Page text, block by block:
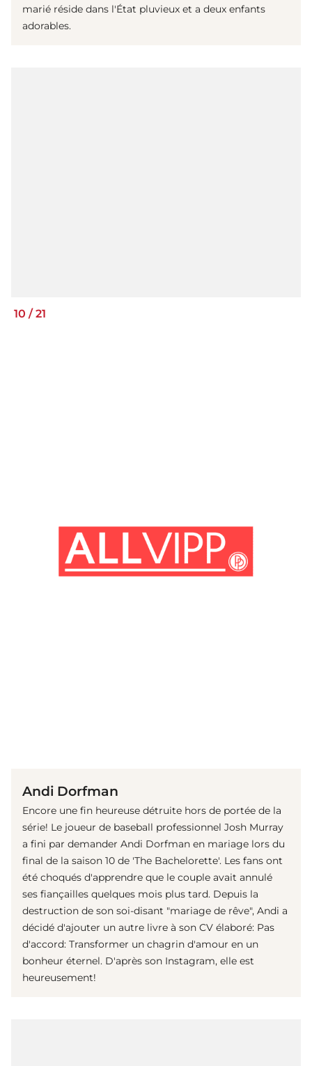
marié réside dans l'État pluvieux et a deux enfants
adorables.
10 / 21
Andi Dorfman
Encore une fin heureuse détruite hors de portée de la
série! Le joueur de baseball professionnel Josh Murray
a fini par demander Andi Dorfman en mariage lors du
final de la saison 10 de 'The Bachelorette'. Les fans ont
été choqués d'apprendre que le couple avait annulé
ses fiançailles quelques mois plus tard. Depuis la
destruction de son soi-disant "mariage de rêve", Andi a
décidé d'ajouter un autre livre à son CV élaboré: Pas
d'accord: Transformer un chagrin d'amour en un
bonheur éternel. D'après son Instagram, elle est
heureusement!